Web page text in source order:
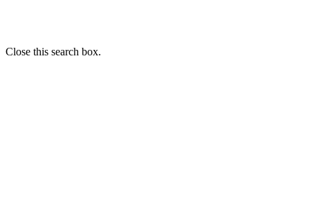
Close this search box.